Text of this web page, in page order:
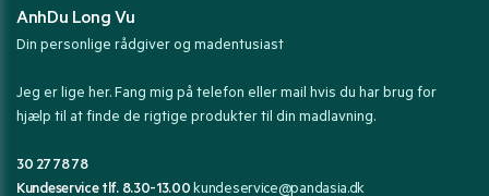
AnhDu Long Vu
Din personlige rådgiver og madentusiast
Jeg er lige her. Fang mig på telefon eller mail hvis du har brug for
hjælp til at finde de rigtige produkter til din madlavning.
30 27 78 78
Kundeservice tlf. 8.30-13.00kundeservice@pandasia.dk